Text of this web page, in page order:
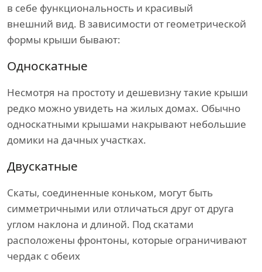
в себе функциональность и красивый
внешний вид. В зависимости от геометрической
формы крыши бывают:
Односкатные
Несмотря на простоту и дешевизну такие крыши
редко можно увидеть на жилых домах. Обычно
односкатными крышами накрывают небольшие
домики на дачных участках.
Двускатные
Скаты, соединенные коньком, могут быть
симметричными или отличаться друг от друга
углом наклона и длиной. Под скатами
расположены фронтоны, которые ограничивают
чердак с обеих